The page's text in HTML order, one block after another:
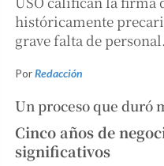
históricamente
grave falta de personal.
PorRedacción
Un proceso que duró
Cinco años de
significativos